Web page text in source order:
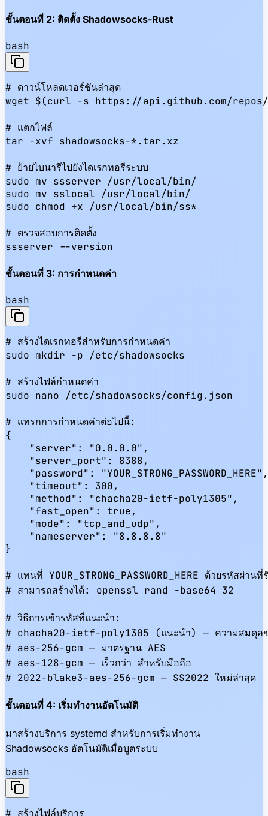
ขั้นตอนที่ 2: ติดตั้ง Shadowsocks-Rust
bash
# ดาวน์โหลดเวอร์ชันล่าสุด
wget $(curl -s https://api.github.com/
# แตกไฟล์
tar -xvf shadowsocks-*.tar.xz
# ย้ายไบนารีไปยังไดเรกทอรีระบบ
sudo mv ssserver /usr/local/bin/
sudo mv sslocal /usr/local/bin/
sudo chmod +x /usr/local/bin/ss*
# ตรวจสอบการติดตั้ง
ssserver --version
ขั้นตอนที่ 3: การกำหนดค่า
bash
# สร้างไดเรกทอรีสำหรับการกำหนดค่า
sudo mkdir -p /etc/shadowsocks
# สร้างไฟล์กำหนดค่า
sudo nano /etc/shadowsocks/config.json
# แทรกการกำหนดค่าต่อไปนี้:
{
    "server": "0.0.0.0",
    "server_port": 8388,
    "password": "YOUR_STRONG_PASSWORD_HERE",
    "timeout": 300,
    "method": "chacha20-ietf-poly1305",
    "fast_open": true,
    "mode": "tcp_and_udp",
    "nameserver": "8.8.8.8"
}
# แทนที่ YOUR_STRONG_PASSWORD_HERE ด้วยรหัสผ่านที่
# สามารถสร้างได้: openssl rand -base64 32
# วิธีการเข้ารหัสที่แนะนำ:
# chacha20-ietf-poly1305 (แนะนำ) — ความสมดุลขอ
# aes-256-gcm — มาตรฐาน AES
# aes-128-gcm — เร็วกว่า สำหรับมือถือ
# 2022-blake3-aes-256-gcm — SS2022 ใหม่ล่าสุด
ขั้นตอนที่ 4: เริ่มทำงานอัตโนมัติ
มาสร้างบริการ systemd สำหรับการเริ่มทำงาน
Shadowsocks อัตโนมัติเมื่อบูตระบบ
bash
# สร้างไฟล์บริการ